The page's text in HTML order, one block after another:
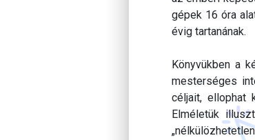
gépek 16 óra
évig tartanának.
Könyvükben a
mesterséges
céljait, ellophat
Elméletük